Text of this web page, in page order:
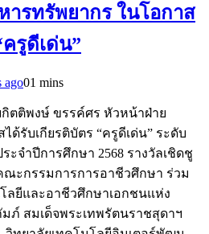
ารทรัพยากร ในโอกาส
รูดีเด่น”
ago01 mins
ตติพงษ์ ขรรค์ศร หัวหน้าฝ่าย
ด้รับเกียรติบัตร “ครูดีเด่น” ระดับ
ะจำปีการศึกษา 2568 รางวัลเชิดชู
ณะกรรมการการอาชีวศึกษา ร่วม
ลยีและอาชีวศึกษาเอกชนแห่ง
ภ์ สมเด็จพระเทพรัตนราชสุดาฯ